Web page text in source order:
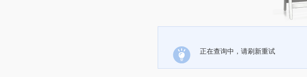
正在查询中，请刷新重试